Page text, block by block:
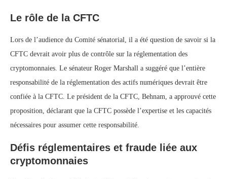
Le rôle de la CFTC
Lors de l’audience du Comité sénatorial, il a été question de savoir si la
CFTC devrait avoir plus de contrôle sur la réglementation des
cryptomonnaies. Le sénateur Roger Marshall a suggéré que l’entière
responsabilité de la réglementation des actifs numériques devrait être
confiée à la CFTC. Le président de la CFTC, Behnam, a approuvé cette
proposition, déclarant que la CFTC possède l’expertise et les capacités
nécessaires pour assumer cette responsabilité.
Défis réglementaires et fraude liée aux
cryptomonnaies